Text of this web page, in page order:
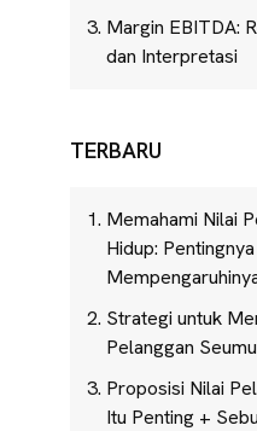
Margin EBITDA:
dan Interpretasi
TERBARU
Memahami Nilai
Hidup:
Strategi untuk
Pelanggan
Proposisi Nilai
Itu Penting +